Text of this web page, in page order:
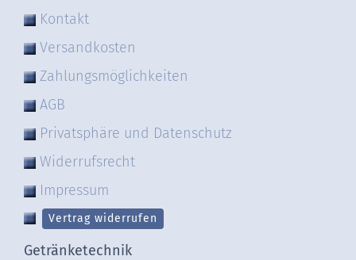
Kontakt
Versandkosten
Zahlungsmöglichkeiten
AGB
Privatsphäre und Datenschutz
Widerrufsrecht
Impressum
Vertrag widerrufen
Getränketechnik